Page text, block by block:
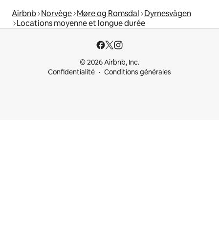
Airbnb Norvège Møre og Romsdal Dyrnesvågen
Locations moyenne et longue durée
© 2026 Airbnb, Inc.
Confidentialité
Conditions générales